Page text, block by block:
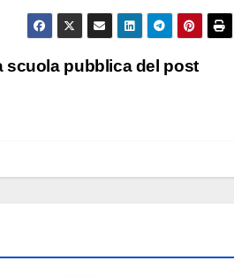
scuola pubblica del post